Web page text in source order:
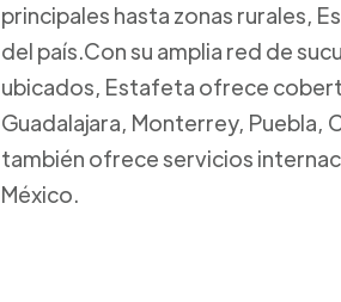
principales hasta zonas rurales,
del país.Con su amplia red de
ubicados, Estafeta ofrece
Guadalajara, Monterrey, Puebla,
también ofrece servicios
México.